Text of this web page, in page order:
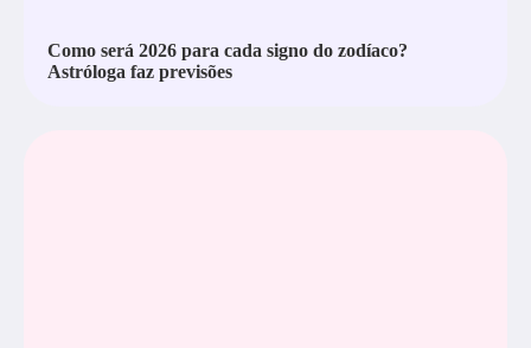
Como será 2026 para cada signo do zodíaco?
Astróloga faz previsões